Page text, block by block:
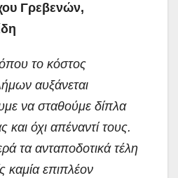
Γρεβενών,
το κόστος
αυξάνεται
να σταθούμε δίπλα
και όχι απέναντί τους.
τα ανταποδοτικά τέλη
καμία επιπλέον